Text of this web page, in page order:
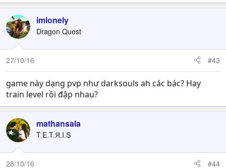
imlonely
Dragon Quest
27/10/16 #43
game này dạng pvp như darksouls ah các bác? Hay
train level rồi đập nhau?
mathansala
T.E.T.Я.I.S
28/10/16 #44